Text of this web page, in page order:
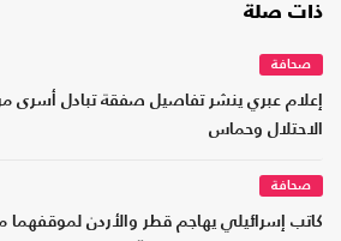
ذات صلة
صحافة
إعلام عبري ينشر تفاصيل صفقة تبادل أسرى
الاحتلال وحماس
صحافة
كاتب إسرائيلي يهاجم قطر والأردن لموقفهما